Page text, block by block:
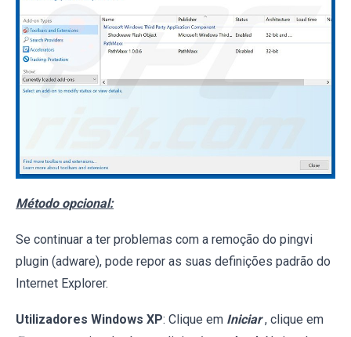
Método opcional:
Se continuar a ter problemas com a remoção do pingvi
plugin (adware), pode repor as suas definições padrão do
Internet Explorer.
Utilizadores Windows XP: Clique em Iniciar , clique em